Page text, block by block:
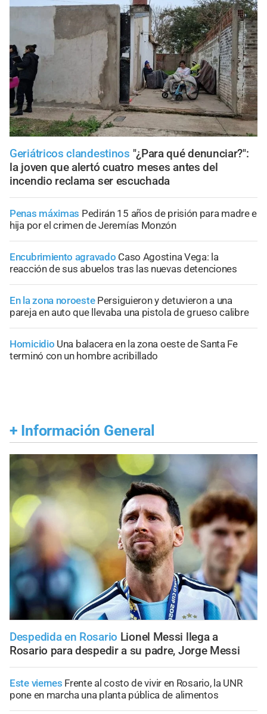
Geriátricos clandestinos "¿Para qué denunciar?":
la joven que alertó cuatro meses antes del
incendio reclama ser escuchada
Penas máximas Pedirán 15 años de prisión para madre e
hija por el crimen de Jeremías Monzón
Encubrimiento agravado Caso Agostina Vega: la
reacción de sus abuelos tras las nuevas detenciones
En la zona noroeste Persiguieron y detuvieron a una
pareja en auto que llevaba una pistola de grueso calibre
Homicidio Una balacera en la zona oeste de Santa Fe
terminó con un hombre acribillado
+ Información General
Despedida en Rosario Lionel Messi llega a
Rosario para despedir a su padre, Jorge Messi
Este viernes Frente al costo de vivir en Rosario, la UNR
pone en marcha una planta pública de alimentos